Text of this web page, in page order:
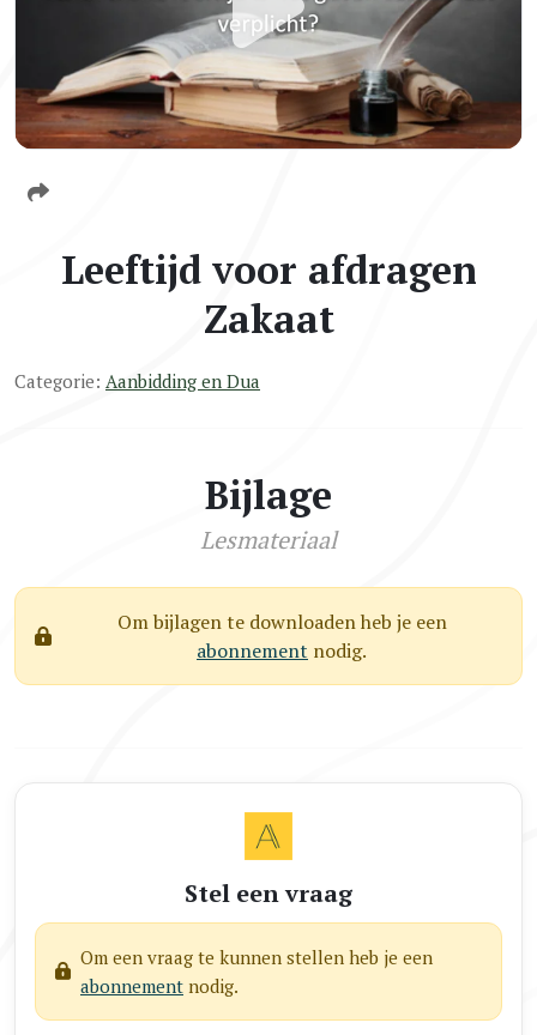
Leeftijd voor afdragen
Zakaat
Categorie: Aanbidding en Dua
Bijlage
Lesmateriaal
Om bijlagen te downloaden heb je een
abonnement nodig.
Stel een vraag
Om een vraag te kunnen stellen heb je een
abonnement nodig.